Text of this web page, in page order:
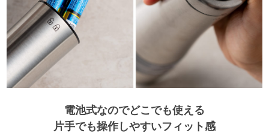
電池式なのでどこでも使える
片手でも操作しやすいフィット感